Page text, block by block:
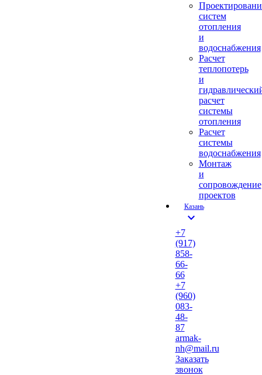
систем
отопления
и
водоснабжения
Расчет
теплопотерь
и
расчет
системы
отопления
Расчет
системы
водоснабжения
Монтаж
и
сопровождение
проектов
Казань
expand_more
+7
(917)
858-
66-
66
+7
(960)
083-
48-
87
armak-
nh@mail.ru
Заказать
звонок